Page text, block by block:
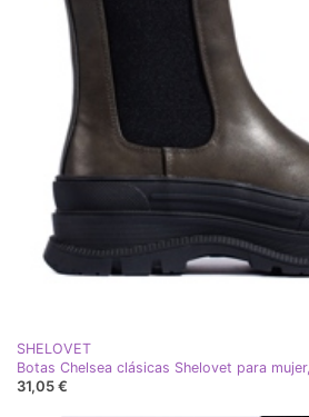
SHELOVET
Botas Chelsea clásicas Shelovet para
31,05 €